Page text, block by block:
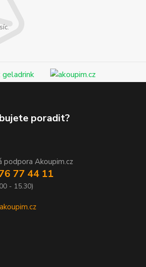
poradit?
podpora Akoupim.cz
77 44 11
- 15.30)